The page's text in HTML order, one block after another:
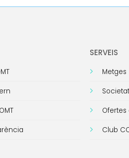
SERVEIS
Metges
Club